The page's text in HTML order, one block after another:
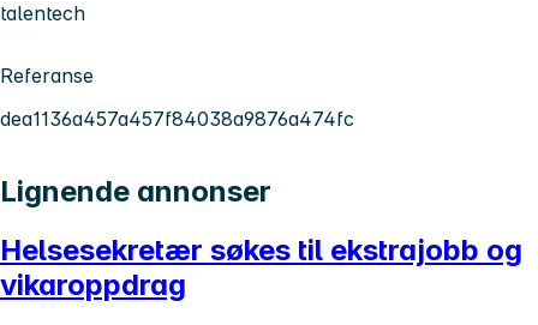
talentech
Referanse
dea1136a457a457f84038a9876a474fc
Lignende annonser
Helsesekretær søkes til ekstrajobb og
vikaroppdrag